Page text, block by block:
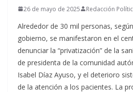
26 de mayo de 2025 Redacción
Alrededor de 30 mil personas,
gobierno, se manifestaron en el
denunciar la “privatización” de la
de presidenta de la comunidad
Isabel Díaz Ayuso, y el deterioro
de la atención a los pacientes. La